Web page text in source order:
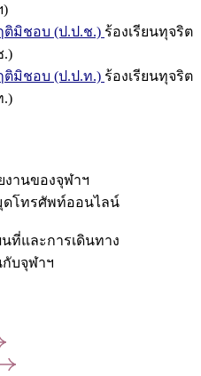
)
ติมิชอบ (ป.ป.ช.) ร้องเรียนทุจริต
.)
ติมิชอบ (ป.ป.ท.) ร้องเรียนทุจริต
.)
งานของจุฬาฯ
ดโทรศัพท์ออนไลน์
ที่และการเดินทาง
บจุฬาฯ